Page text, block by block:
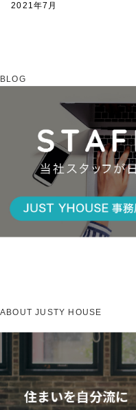
2021年7月
BLOG
ABOUT JUSTY HOUSE